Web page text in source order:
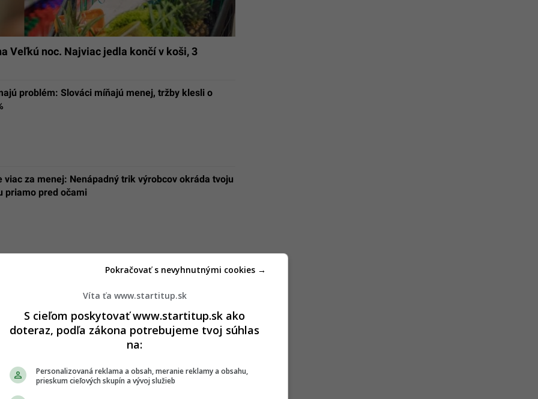
Veľkú noc. Najviac jedla končí v koši, 3
problém: Slováci míňajú menej, tržby klesli o
viac za menej: Nenápadný trik výrobcov okráda tvoju
priamo pred očami
Víta ťa www.startitup.sk
S cieľom poskytovať www.startitup.sk ako
doteraz, podľa zákona potrebujeme tvoj súhlas
na:
Personalizovaná reklama a obsah, meranie reklamy a obsahu,
prieskum cieľových skupín a vývoj služieb
Pokračovať s nevyhnutnými cookies →